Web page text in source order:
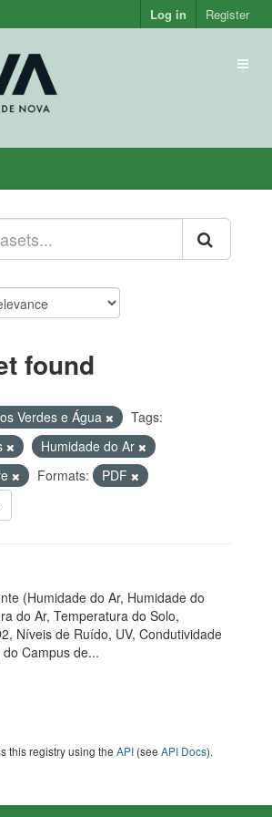
Log in Register
found
Verdes e Água
Tags:
Humidade do Ar
Formats:
PDF
(Humidade do Ar, Humidade do
do Ar, Temperatura do Solo,
Níveis de Ruído, UV, Condutividade
Campus de...
this registry using the API (see API Docs).